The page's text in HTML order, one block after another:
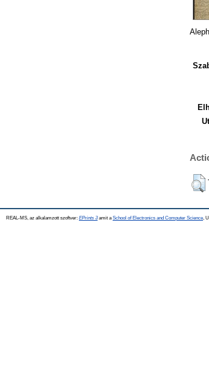
REAL-MS, az alkalamzott szoftver: EPrints 3amit a School of Electronics and Computer Science ,